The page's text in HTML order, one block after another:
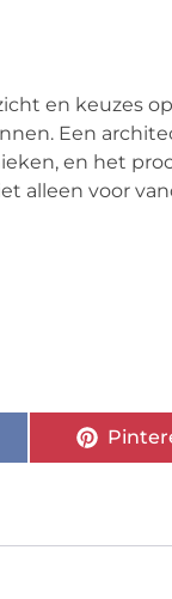
en keuzes
Een
en het
alleen voor